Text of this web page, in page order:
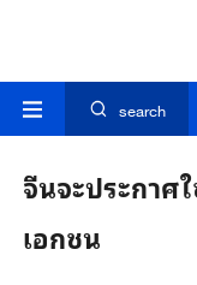
search
จีนจะประกาศ
เอกชน